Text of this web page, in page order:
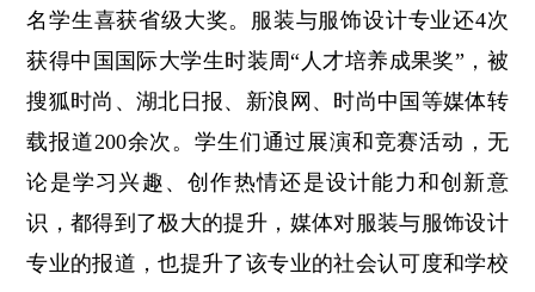
名学生喜获省级大奖。服装与服饰设计专业还4次
获得中国国际大学生时装周“人才培养成果奖”，被
搜狐时尚、湖北日报、新浪网、时尚中国等媒体转
载报道200余次。学生们通过展演和竞赛活动，无
论是学习兴趣、创作热情还是设计能力和创新意
识，都得到了极大的提升，媒体对服装与服饰设计
专业的报道，也提升了该专业的社会认可度和学校